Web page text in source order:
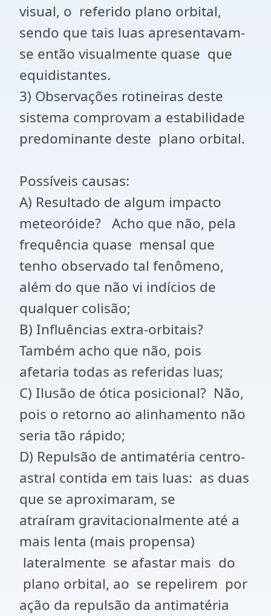
visual, o referido plano orbital,
sendo que tais luas apresentavam-
se então visualmente quase que
equidistantes.
3) Observações rotineiras deste
sistema comprovam a estabilidade
predominante deste plano orbital.
Possíveis causas:
A) Resultado de algum impacto
meteoróide? Acho que não, pela
frequência quase mensal que
tenho observado tal fenômeno,
além do que não vi indícios de
qualquer colisão;
B) Influências extra-orbitais?
Também acho que não, pois
afetaria todas as referidas luas;
C) Ilusão de ótica posicional? Não,
pois o retorno ao alinhamento não
seria tão rápido;
D) Repulsão de antimatéria centro-
astral contida em tais luas: as duas
que se aproximaram, se
atraíram gravitacionalmente até a
mais lenta (mais propensa)
lateralmente se afastar mais do
plano orbital, ao se repelirem por
ação da repulsão da antimatéria